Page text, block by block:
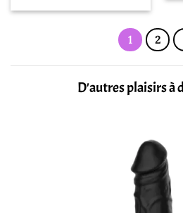
1 2
D'autres plaisirs à